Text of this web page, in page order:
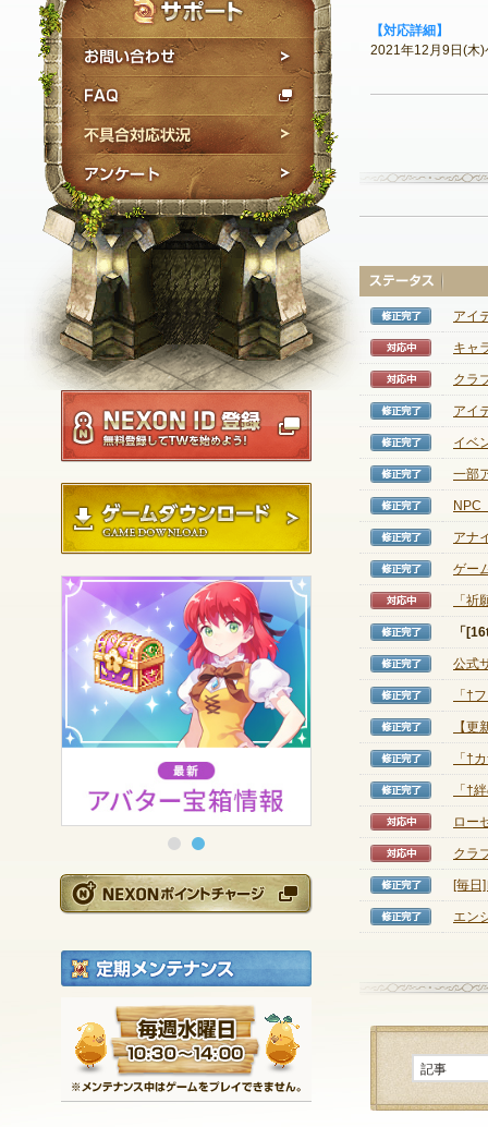
お問い合わせ
NEXON ID登録
ゲームダウンロード
NEXONポイントチ
※メンテナンス中は
【対応詳細】
2021年12月9日(木)
修正完
アイ
対応中
キャ
対応中
クラ
修正完
アイ
修正完
イベ
修正完
一部
修正完
NPC
修正完
アナ
修正完
ゲー
対応中
「
修正完
「
修正完
公式
修正完
「†
修正完
【
修正完
「†
修正完
「†
対応中
ロー
対応中
クラ
修正完
[毎日
修正完
エン